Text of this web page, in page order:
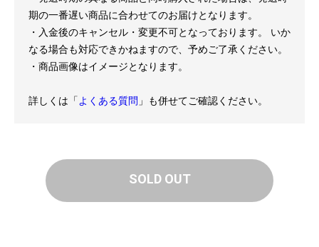
期の一番遅い商品に合わせてのお届けとなります。
・入金後のキャンセル・変更不可となっております。 いか
なる場合も対応できかねますので、予めご了承ください。
・商品画像はイメージとなります。
詳しくは「よくある質問 」も併せてご確認ください。
SOLD OUT